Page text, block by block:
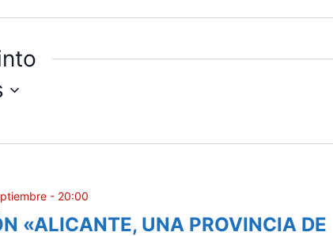
«ALICANTE, UNA PROVINCIA DE
- 20:00